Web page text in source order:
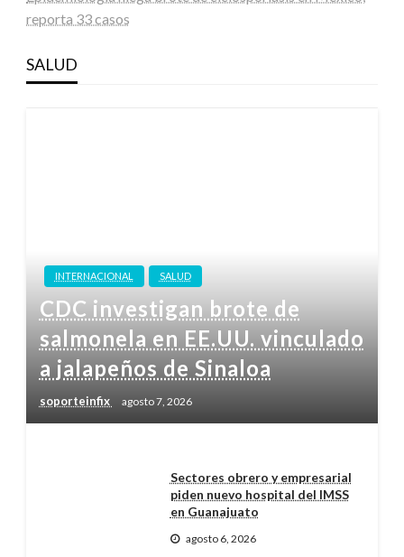
reporta 33 casos
SALUD
INTERNACIONAL SALUD
CDC investigan brote de
salmonela en EE.UU. vinculado
a jalapeños de Sinaloa
soporteinfix agosto 7, 2026
Sectores obrero y empresarial
piden nuevo hospital del IMSS
en Guanajuato
agosto 6, 2026